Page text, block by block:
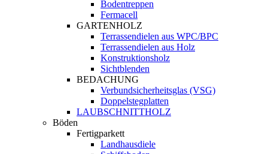
Bodentreppen
Fermacell
GARTENHOLZ
Terrassendielen aus WPC/BPC
Terrassendielen aus Holz
Konstruktionsholz
Sichtblenden
BEDACHUNG
Verbundsicherheitsglas (VSG)
Doppelstegplatten
LAUBSCHNITTHOLZ
Böden
Fertigparkett
Landhausdiele